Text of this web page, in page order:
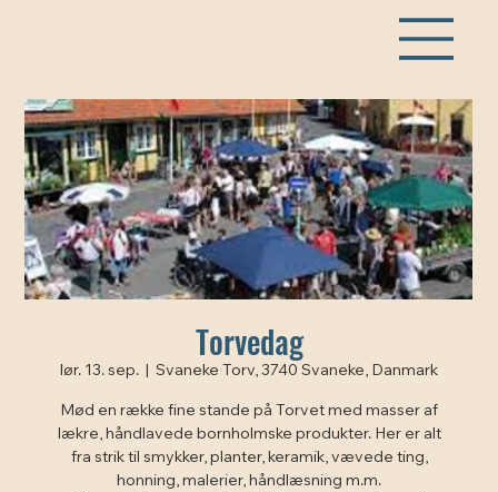
Torvedag
lør. 13. sep. Svaneke Torv, 3740 Svaneke, Danmark
Mød en række fine stande på Torvet med masser af
lækre, håndlavede bornholmske produkter. Her er alt
fra strik til smykker, planter, keramik, vævede ting,
honning, malerier, håndlæsning m.m.